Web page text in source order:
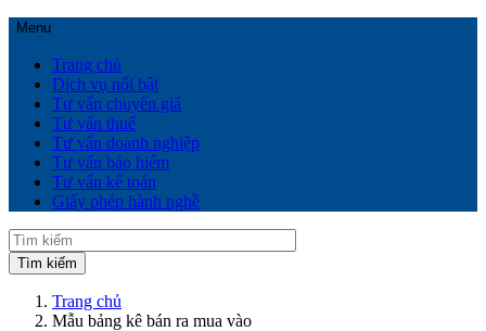
Menu
Trang chủ
Dịch vụ nổi bật
Tư vấn chuyển giá
Tư vấn thuế
Tư vấn doanh nghiệp
Tư vấn bảo hiểm
Tư vấn kế toán
Giấy phép hành nghề
Trang chủ
Mẫu bảng kê bán ra mua vào